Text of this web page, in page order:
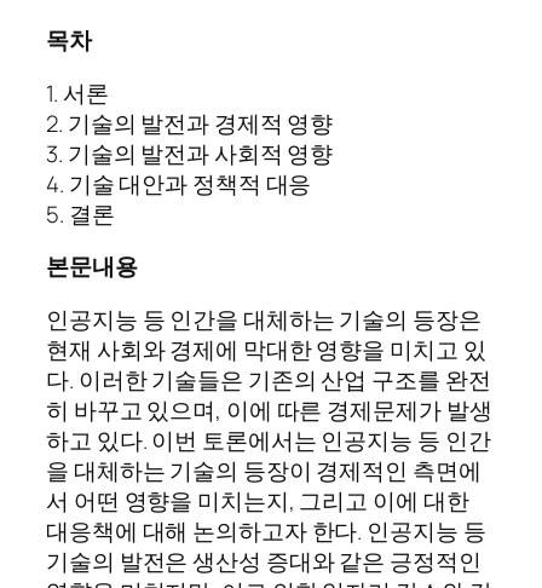
목차
1. 서론
2. 기술의 발전과 경제적 영향
3. 기술의 발전과 사회적 영향
4. 기술 대안과 정책적 대응
5. 결론
본문내용
인공지능 등 인간을 대체하는 기술의 등장은
현재 사회와 경제에 막대한 영향을 미치고 있
다. 이러한 기술들은 기존의 산업 구조를 완전
히 바꾸고 있으며, 이에 따른 경제문제가 발생
하고 있다. 이번 토론에서는 인공지능 등 인간
을 대체하는 기술의 등장이 경제적인 측면에
서 어떤 영향을 미치는지, 그리고 이에 대한
대응책에 대해 논의하고자 한다. 인공지능 등
기술의 발전은 생산성 증대와 같은 긍정적인